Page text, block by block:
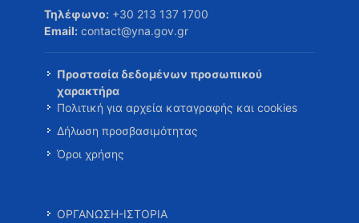
Τηλέφωνο: +30 213 137 1700
Email: contact@yna.gov.gr
Προστασία δεδομένων προσωπικού
χαρακτήρα
Πολιτική για αρχεία καταγραφής και cookies
Δήλωση προσβασιμότητας
Όροι χρήσης
ΟΡΓΑΝΩΣΗ-ΙΣΤΟΡΙΑ